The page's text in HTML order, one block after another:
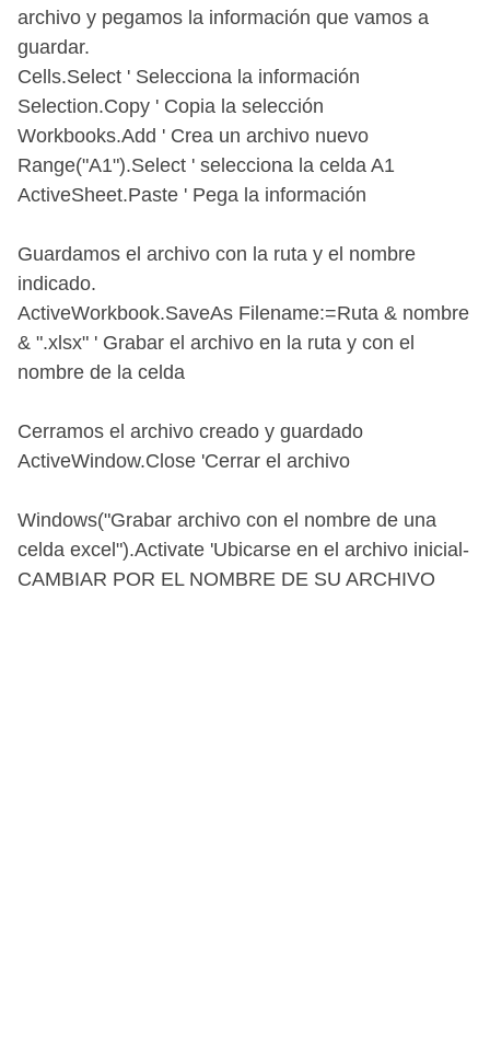
archivo y pegamos la información que vamos a
guardar.
Cells.Select ' Selecciona la información
Selection.Copy ' Copia la selección
Workbooks.Add ' Crea un archivo nuevo
Range("A1").Select ' selecciona la celda A1
ActiveSheet.Paste ' Pega la información
Guardamos el archivo con la ruta y el nombre
indicado.
ActiveWorkbook.SaveAs Filename:=Ruta & nombre
& ".xlsx" ' Grabar el archivo en la ruta y con el
nombre de la celda
Cerramos el archivo creado y guardado
ActiveWindow.Close 'Cerrar el archivo
Windows("Grabar archivo con el nombre de una
celda excel").Activate 'Ubicarse en el archivo inicial-
CAMBIAR POR EL NOMBRE DE SU ARCHIVO